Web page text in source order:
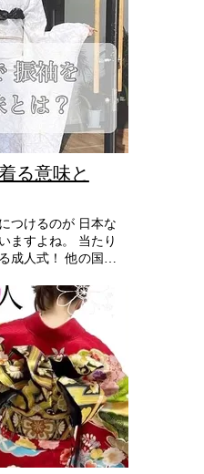
小物をチェンジ𖤐´-
で 帯を変えるとガ
！ 帯を変えると
かなり印象が変わ
ら染めの帯にすると
るほど変わっちゃい
ディネートだけでな
せてみて 色々とコ
みましょう。 意外
るかもしれません！
った 組み合わせで
しいですよ😊 着物1
る意味と
つけるのが 日本な
ますよね。 当たり
成人式！ 他の国に
界的にも評価され
はじまりは 埼玉県
た後に これからの
励ますために 昭和
ました。 ｢若者一人
なったという 自覚を
めには 祝福をすべき
です。 🙋‍♀️💭 成人式
・第一礼装として
付ける衣装の中でも
です。 第一礼装で